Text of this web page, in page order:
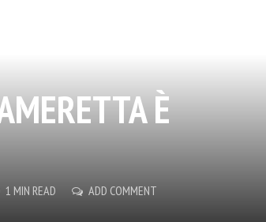
È
1 MIN READ ADD COMMENT